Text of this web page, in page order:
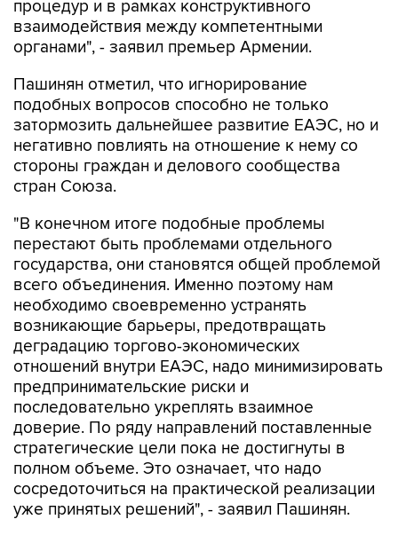
процедур и в рамках конструктивного
взаимодействия между компетентными
органами", - заявил премьер Армении.
Пашинян отметил, что игнорирование
подобных вопросов способно не только
затормозить дальнейшее развитие ЕАЭС, но и
негативно повлиять на отношение к нему со
стороны граждан и делового сообщества
стран Союза.
"В конечном итоге подобные проблемы
перестают быть проблемами отдельного
государства, они становятся общей проблемой
всего объединения. Именно поэтому нам
необходимо своевременно устранять
возникающие барьеры, предотвращать
деградацию торгово-экономических
отношений внутри ЕАЭС, надо минимизировать
предпринимательские риски и
последовательно укреплять взаимное
доверие. По ряду направлений поставленные
стратегические цели пока не достигнуты в
полном объеме. Это означает, что надо
сосредоточиться на практической реализации
уже принятых решений", - заявил Пашинян.